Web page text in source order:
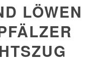
LÖWEN